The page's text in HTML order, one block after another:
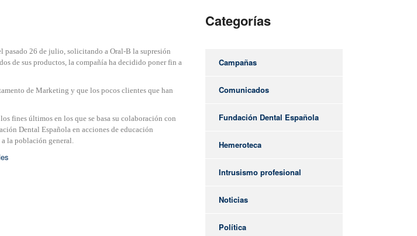
pasado 26 de julio, solicitando a Oral-B la supresión
de sus productos, la compañía ha decidido poner fin a
de Marketing y que los pocos clientes que han
fines últimos en los que se basa su colaboración con
Dental Española en acciones de educación
la población general.
Categorías
Campañas
Comunicados
Fundación Dental Española
Hemeroteca
Intrusismo profesional
Noticias
Política